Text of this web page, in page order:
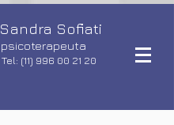
Sandra Sofiati
psicoterapeuta
Tel: (11) 996 00 21 20